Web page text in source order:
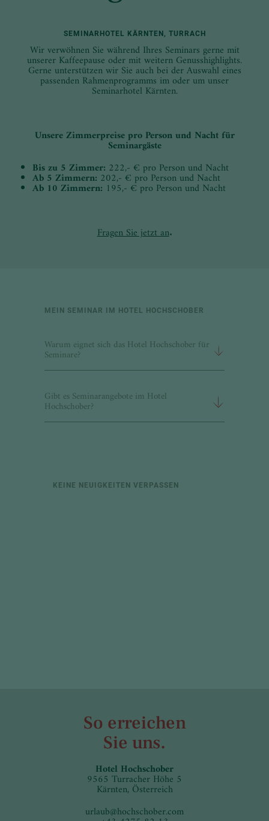
SEMINARHOTEL KÄRNTEN, TURRACH
Wir verwöhnen Sie während Ihres Seminars gerne mit
unserer Kaffeepause oder mit weitern Genusshighlights.
Gerne unterstützen wir Sie auch bei der Auswahl eines
passenden Rahmenprogramms im oder um unser
Seminarhotel Kärnten.
Unsere Zimmerpreise pro Person und Nacht für
Seminargäste
Bis zu 5 Zimmer: 222,- € pro Person und Nacht
Ab 5 Zimmern: 202,- € pro Person und Nacht
Ab 10 Zimmern: 195,- € pro Person und Nacht
Fragen Sie jetzt an.
MEIN SEMINAR IM HOTEL HOCHSCHOBER
Warum eignet sich das Hotel Hochschober für
Seminare?
Gibt es Seminarangebote im Hotel
Hochschober?
KEINE NEUIGKEITEN VERPASSEN
So erreichen
Sie uns.
Hotel Hochschober
9565 Turracher Höhe 5
Kärnten, Österreich
urlaub@hochschober.com